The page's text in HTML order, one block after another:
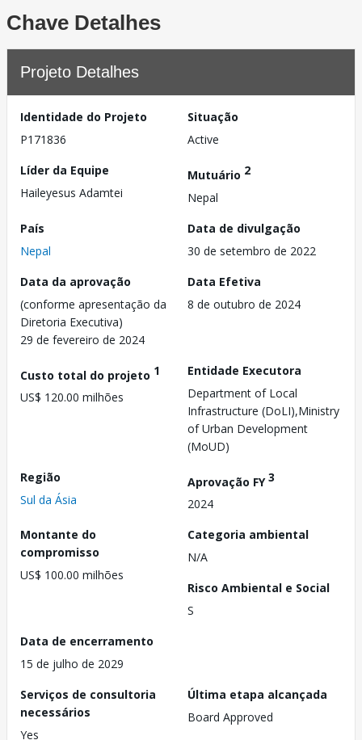
Chave Detalhes
Projeto Detalhes
Identidade do Projeto
P171836
Situação
Active
Líder da Equipe
Haileyesus Adamtei
Mutuário 2
Nepal
País
Nepal
Data de divulgação
30 de setembro de 2022
Data da aprovação
(conforme apresentação da
Diretoria Executiva)
29 de fevereiro de 2024
Data Efetiva
8 de outubro de 2024
Custo total do projeto 1
US$ 120.00 milhões
Entidade Executora
Department of Local
Infrastructure (DoLI),Ministry
of Urban Development
(MoUD)
Região
Sul da Ásia
Aprovação FY3
2024
Montante do
compromisso
US$ 100.00 milhões
Categoria ambiental
N/A
Risco Ambiental e Social
S
Data de encerramento
15 de julho de 2029
Serviços de consultoria
necessários
Yes
Última etapa alcançada
Board Approved